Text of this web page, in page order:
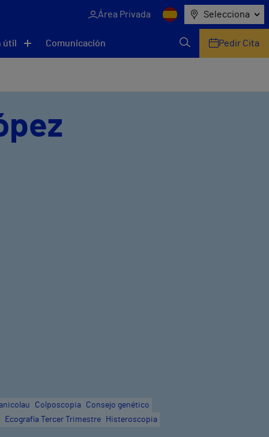
Área Privada Selecciona
útil Comunicación Pedir Cita
Colposcopia
Consejo genético
Ecografía Tercer Trimestre
Histeroscopia